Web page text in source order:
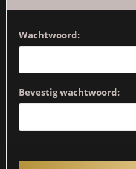
Wachtwoord:
Bevestig wachtwoord: